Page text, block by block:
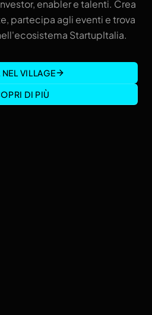
enabler e talenti. Crea
partecipa agli eventi e trova
StartupItalia.
NEL VILLAGE
DI PIÙ